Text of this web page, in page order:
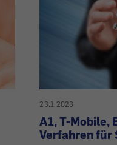
23.1.2023
A1, T-Mobile,
Verfahren für